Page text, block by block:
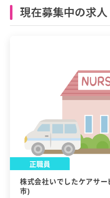
現在募集中の求人
正職員
株式会社いでしたケアサ
市)